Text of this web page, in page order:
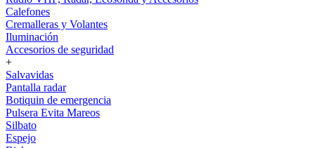
Calefones
Cremalleras y Volantes
Iluminación
Accesorios de seguridad
+
Salvavidas
Pantalla radar
Botiquin de emergencia
Pulsera Evita Mareos
Silbato
Espejo